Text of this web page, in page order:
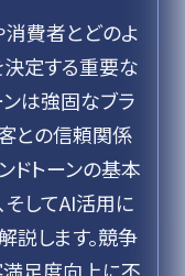
消費者とどのよ
決定する重要な
ンは強固なブラ
客との信頼関係
ドトーンの基本
そしてAI活用に
説します。競争